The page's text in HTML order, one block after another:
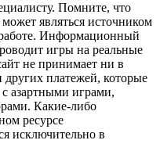
Помните, что
являться источником
Информационный
игры на реальные
не принимает ни в
других платежей, которые
азартными играми,
Какие-либо
ресурсе
исключительно в